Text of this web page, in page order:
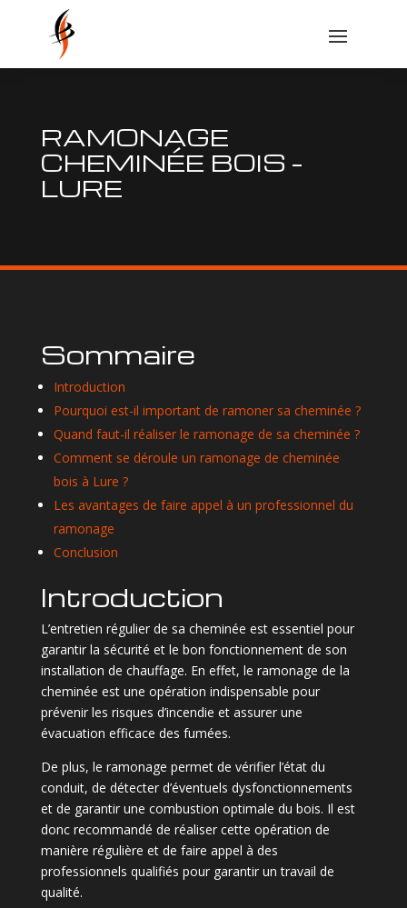
RAMONAGE
CHEMINÉE BOIS –
LURE
Sommaire
Introduction
Pourquoi est-il important de ramoner sa cheminée ?
Quand faut-il réaliser le ramonage de sa cheminée ?
Comment se déroule un ramonage de cheminée
bois à Lure ?
Les avantages de faire appel à un professionnel du
ramonage
Conclusion
Introduction
L’entretien régulier de sa cheminée est essentiel pour
garantir la sécurité et le bon fonctionnement de son
installation de chauffage. En effet, le ramonage de la
cheminée est une opération indispensable pour
prévenir les risques d’incendie et assurer une
évacuation efficace des fumées.
De plus, le ramonage permet de vérifier l’état du
conduit, de détecter d’éventuels dysfonctionnements
et de garantir une combustion optimale du bois. Il est
donc recommandé de réaliser cette opération de
manière régulière et de faire appel à des
professionnels qualifiés pour garantir un travail de
qualité.